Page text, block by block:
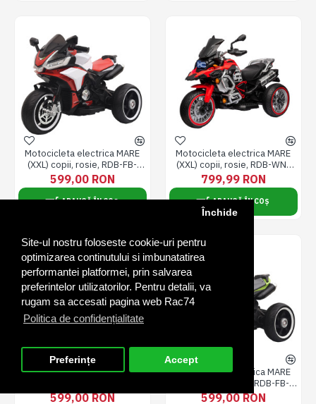
Site-ul nostru foloseste cookie-uri pentru
optimizarea continutului si imbunatatirea
performantei platformei, prin salvarea
preferintelor utilizatorilor. Pentru detalii, va
rugam sa accesati pagina web Rac74
Politica de confidențialitate
Închide
Preferințe Accept
Motocicleta electrica MARE
(XXL) copii, rosie, RDB-FB-
6886
599,00 RON
ADAUGĂ ÎN COȘ
Motocicleta electrica MARE
(XXL) copii, rosie, RDB-WN-
258
799,99 RON
ADAUGĂ ÎN COȘ
Motocicleta electrica MARE
599,00 RON
Motocicleta electrica MARE
(XXL) copii, verde, RDB-FB-
6886
599,00 RON